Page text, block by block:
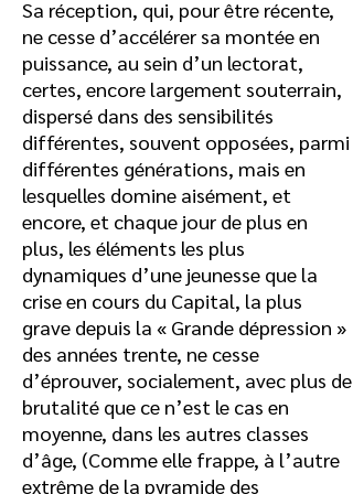
Sa réception, qui, pour être récente,
ne cesse d’accélérer sa montée en
puissance, au sein d’un lectorat,
certes, encore largement souterrain,
dispersé dans des sensibilités
différentes, souvent opposées, parmi
différentes générations, mais en
lesquelles domine aisément, et
encore, et chaque jour de plus en
plus, les éléments les plus
dynamiques d’une jeunesse que la
crise en cours du Capital, la plus
grave depuis la « Grande dépression »
des années trente, ne cesse
d’éprouver, socialement, avec plus de
brutalité que ce n’est le cas en
moyenne, dans les autres classes
d’âge, (Comme elle frappe, à l’autre
extrême de la pyramide des